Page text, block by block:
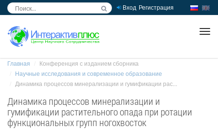
Вход Регистрация
Главная
Конференция с изданием сборника
Научные исследования и современное образование
Динамика процессов минерализации и гумификации рас...
Динамика процессов минерализации и
гумификации растительного опада при ротации
функциональных групп ногохвосток